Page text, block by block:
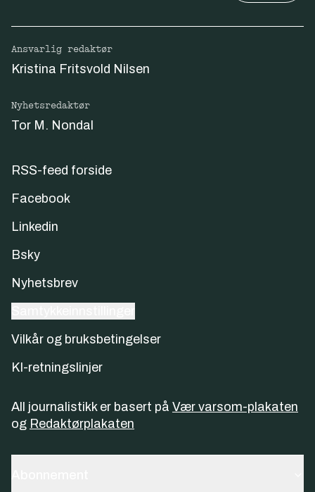
Ansvarlig redaktør
Kristina Fritsvold Nilsen
Nyhetsredaktør
Tor M. Nondal
RSS-feed forside
Facebook
Linkedin
Bsky
Nyhetsbrev
Vilkår og bruksbetingelser
KI-retningslinjer
All journalistikk er basert på Vær varsom-plakaten
og Redaktørplakaten